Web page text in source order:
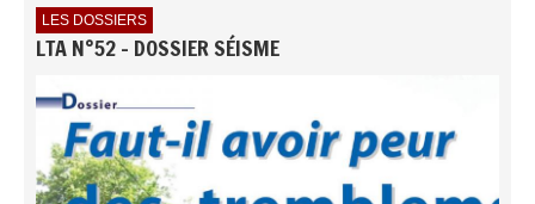
LES DOSSIERS
LTA N°52 - DOSSIER SÉISME